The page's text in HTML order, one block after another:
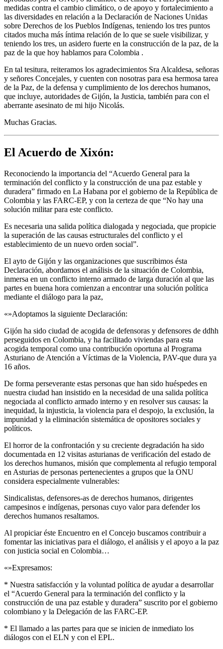
medidas contra el cambio climático, o de apoyo y fortalecimiento a
las diversidades en relación a la Declaración de Naciones Unidas
sobre Derechos de los Pueblos Indígenas, teniendo los tres puntos
citados mucha más íntima relación de lo que se suele visibilizar, y
teniendo los tres, un asidero fuerte en la construcción de la paz, de la
paz de la que hoy hablamos para Colombia .
En tal tesitura, reiteramos los agradecimientos Sra Alcaldesa, señoras
y señores Concejales, y cuenten con nosotras para esa hermosa tarea
de la Paz, de la defensa y cumplimiento de los derechos humanos,
que incluye, autoridades de Gijón, la Justicia, también para con el
aberrante asesinato de mi hijo Nicolás.
Muchas Gracias.
El Acuerdo de Xixón:
Reconociendo la importancia del “Acuerdo General para la
terminación del conflicto y la construcción de una paz estable y
duradera” firmado en La Habana por el gobierno de la República de
Colombia y las FARC-EP, y con la certeza de que “No hay una
solución militar para este conflicto.
Es necesaria una salida política dialogada y negociada, que propicie
la superación de las causas estructurales del conflicto y el
establecimiento de un nuevo orden social”.
El ayto de Gijón y las organizaciones que suscribimos ésta
Declaración, abordamos el análisis de la situación de Colombia,
inmersa en un conflicto interno armado de larga duración al que las
partes en buena hora comienzan a encontrar una solución política
mediante el diálogo para la paz,
«»Adoptamos la siguiente Declaración:
Gijón ha sido ciudad de acogida de defensoras y defensores de ddhh
perseguidos en Colombia, y ha facilitado viviendas para esta
acogida temporal como una contribución oportuna al Programa
Asturiano de Atención a Víctimas de la Violencia, PAV-que dura ya
16 años.
De forma perseverante estas personas que han sido huéspedes en
nuestra ciudad han insistido en la necesidad de una salida política
negociada al conflicto armado interno y en resolver sus causas: la
inequidad, la injusticia, la violencia para el despojo, la exclusión, la
impunidad y la eliminación sistemática de opositores sociales y
políticos.
El horror de la confrontación y su creciente degradación ha sido
documentada en 12 visitas asturianas de verificación del estado de
los derechos humanos, misión que complementa al refugio temporal
en Asturias de personas pertenecientes a grupos que la ONU
considera especialmente vulnerables:
Sindicalistas, defensores-as de derechos humanos, dirigentes
campesinos e indígenas, personas cuyo valor para defender los
derechos humanos resaltamos.
Al propiciar éste Encuentro en el Concejo buscamos contribuir a
fomentar las iniciativas para el diálogo, el análisis y el apoyo a la paz
con justicia social en Colombia…
«»Expresamos:
* Nuestra satisfacción y la voluntad política de ayudar a desarrollar
el “Acuerdo General para la terminación del conflicto y la
construcción de una paz estable y duradera” suscrito por el gobierno
colombiano y la Delegación de las FARC-EP.
* El llamado a las partes para que se inicien de inmediato los
diálogos con el ELN y con el EPL.